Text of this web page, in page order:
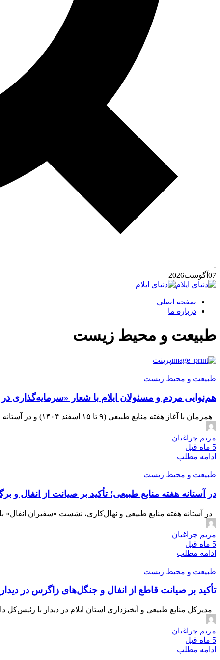
-
07 آگوست2026
صفحه اصلی
درباره ما
طبیعت و محیط زیست
پرینت
طبیعت و محیط زیست
هم‌نوایی مردم و مسئولان ایلام با شعار «سرمایه‌گذاری
همزمان با آغاز هفته منابع طبیعی (۹ تا ۱۵ اسفند ۱۴۰۴) و در آستانه ماه مبارک رمضان، مدیرکل، مسئولان و کارکنان اداره کل منابع طبیعی و آبخیزداری استان ایلام
مریم چراغیان
5 ماه قبل
ادامه مطلب
طبیعت و محیط زیست
در آستانه هفته منابع طبیعی؛ تأکید بر صیانت از انفال و
در آستانه هفته منابع طبیعی و نهال‌کاری، نشست «سفیران انفال»
مریم چراغیان
5 ماه قبل
ادامه مطلب
طبیعت و محیط زیست
تأکید بر صیانت قاطع از انفال و جنگل‌های زاگرس در
مدیرکل منابع طبیعی و آبخیزداری استان ایلام در دیدار با
مریم چراغیان
5 ماه قبل
ادامه مطلب